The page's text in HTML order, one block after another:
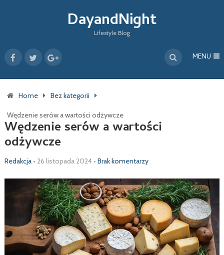
DayandNight
Lifestyle Blog
MENU
Home Bez kategorii
Wędzenie serów a wartości odżywcze
Wędzenie serów a wartości
odżywcze
Redakcja • 26 listopada 2024• Brak komentarzy